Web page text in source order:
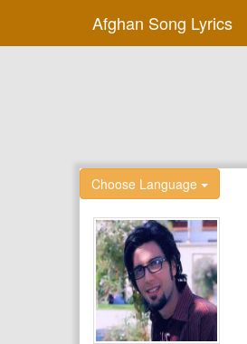
Afghan Song Lyrics
Choose Language